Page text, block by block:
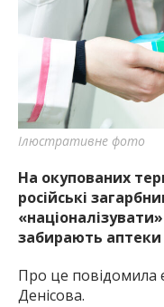
Ілюстративне фото
На окупованих
російські
забирають аптеки
Про це
Денісова.